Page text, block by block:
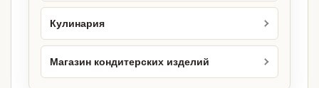
Кулинария
Магазин кондитерских изделий